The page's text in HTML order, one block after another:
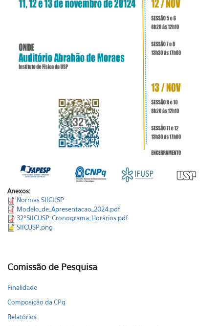
Anexos:
Normas SIICUSP
Modelo_de_Apresentacao_2024.pdf
32ºSIICUSP_Cronograma_Horários.pdf
SIICUSP.png
Comissão de Pesquisa
Finalidade
Composição da CPq
Relatórios